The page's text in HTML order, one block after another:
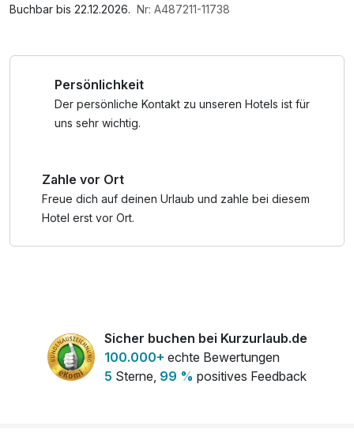
Sie die Magie Sylts zu zweit und Ihrem Vierbeiner.
1 Flasche Mineralwasser, Saunabenutzung,
dem Zimmer
Buchbar bis 22.12.2026. Nr: A487211-11738
Persönlichkeit
Der persönliche Kontakt zu unseren Hotels ist für
uns sehr wichtig.
Zahle vor Ort
Freue dich auf deinen Urlaub und zahle bei diesem
Hotel erst vor Ort.
Sicher buchen bei Kurzurlaub.de
100.000+ echte Bewertungen
5 Sterne, 99 % positives Feedback